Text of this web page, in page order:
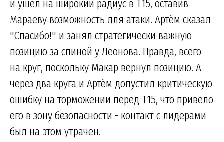
и ушел на широкий радиус в Т15, оставив
Мараеву возможность для атаки. Артём сказал
"Спасибо!" и занял стратегически важную
позицию за спиной у Леонова. Правда, всего
на круг, поскольку Макар вернул позицию. А
через два круга и Артём допустил критическую
ошибку на торможении перед Т15, что привело
его в зону безопасности - контакт с лидерами
был на этом утрачен.